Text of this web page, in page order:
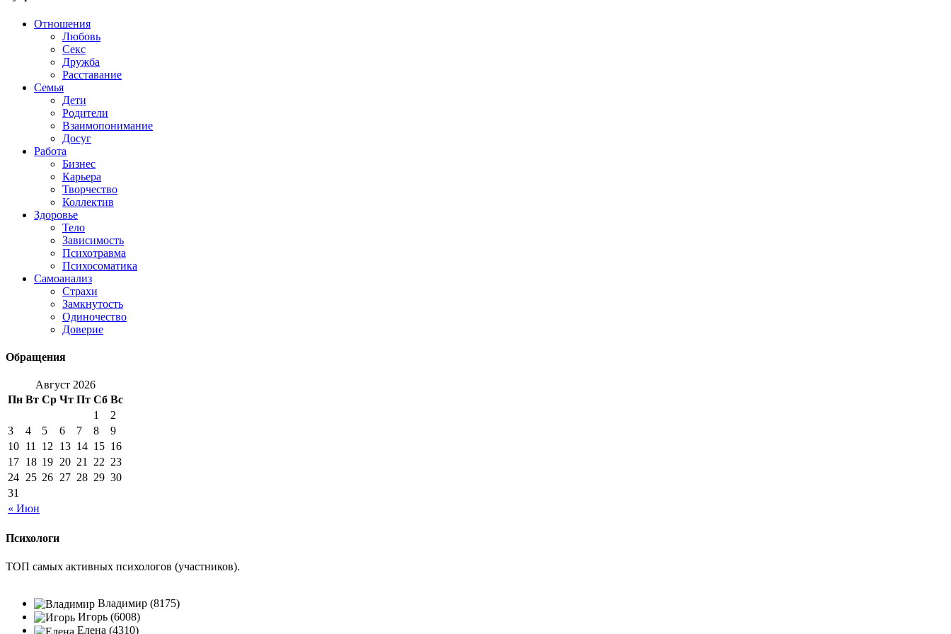
Отношения
Любовь
Секс
Дружба
Расставание
Семья
Дети
Родители
Взаимопонимание
Досуг
Работа
Бизнес
Карьера
Творчество
Коллектив
Здоровье
Тело
Зависимость
Психотравма
Психосоматика
Самоанализ
Страхи
Замкнутость
Одиночество
Доверие
Обращения
Август 2026
Пн Вт Ср Чт Пт Сб Вс
« Июн
1
2
3
4 5 6 7 8
9
10 11 12 13 14 15 16
17 18 19 20 21 22 23
24 25 26 27 28 29 30
31
Психологи
ТОП самых активных психологов (участников).
Владимир (8175)
Игорь (6008)
Елена (4310)